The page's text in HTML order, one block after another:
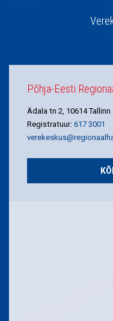
Põhja-Eesti
Ädala tn 2, 10614 Tallinn
Registratuur: 617 3001